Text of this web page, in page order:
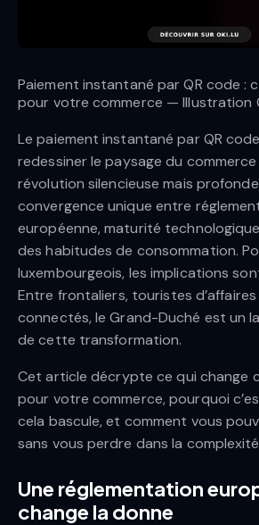
Paiement instantané par QR code :
pour votre commerce — Illustration
Le paiement instantané par QR
redessiner le paysage du
révolution silencieuse mais
convergence unique entre
européenne, maturité
des habitudes de consommation.
luxembourgeois, les implications
Entre frontaliers, touristes
connectés, le Grand-Duché est un
de cette transformation.
Cet article décrypte ce qui change
pour votre commerce, pourquoi
cela bascule, et comment vous
sans vous perdre dans la
Une réglementation
change la donne